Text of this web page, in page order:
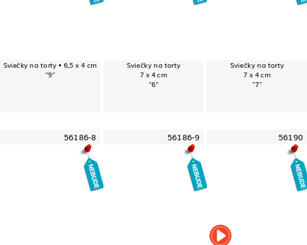
Sviečky na torty • 6,5 x 4 cm
"9"
Sviečky na torty
7 x 4 cm
"6"
Sviečky na torty
7 x 4 cm
"7"
56186-8 56186-9 56190